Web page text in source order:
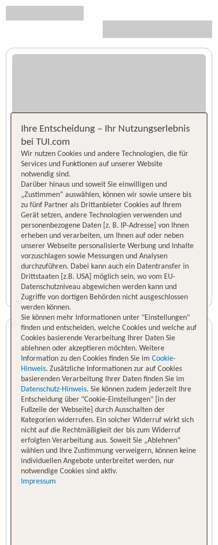
Ihre Entscheidung – Ihr Nutzungserlebnis
bei TUI.com
Wir nutzen Cookies und andere Technologien, die für
Services und Funktionen auf unserer Website
notwendig sind.
Darüber hinaus und soweit Sie einwilligen und
„Zustimmen“ auswählen, können wir sowie unsere bis
zu fünf Partner als Drittanbieter Cookies auf Ihrem
Gerät setzen, andere Technologien verwenden und
personenbezogene Daten [z. B. IP-Adresse] von Ihnen
erheben und verarbeiten, um Ihnen auf oder neben
unserer Webseite personalisierte Werbung und Inhalte
vorzuschlagen sowie Messungen und Analysen
durchzuführen. Dabei kann auch ein Datentransfer in
Drittstaaten [z.B. USA] möglich sein, wo vom EU-
Datenschutzniveau abgewichen werden kann und
Zugriffe von dortigen Behörden nicht ausgeschlossen
werden können.
Sie können mehr Informationen unter "Einstellungen"
finden und entscheiden, welche Cookies und welche auf
Cookies basierende Verarbeitung Ihrer Daten Sie
ablehnen oder akzeptieren möchten. Weitere
Information zu den Cookies finden Sie im Cookie-
Hinweis. Zusätzliche Informationen zur auf Cookies
basierenden Verarbeitung Ihrer Daten finden Sie im
Datenschutz-Hinweis. Sie können zudem jederzeit Ihre
Entscheidung über "Cookie-Einstellungen" [in der
Fußzeile der Webseite] durch Ausschalten der
Kategorien widerrufen. Ein solcher Widerruf wirkt sich
nicht auf die Rechtmäßigkeit der bis zum Widerruf
erfolgten Verarbeitung aus. Soweit Sie „Ablehnen“
wählen und Ihre Zustimmung verweigern, können keine
individuellen Angebote unterbreitet werden, nur
notwendige Cookies sind aktiv.
Impressum